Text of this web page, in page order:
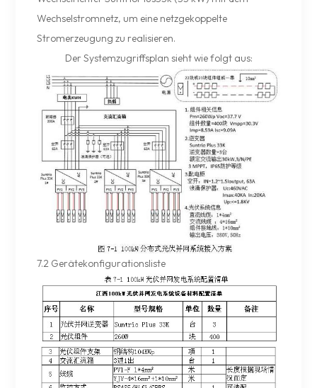
Wechselstromnetz, um eine netzgekoppelte
Stromerzeugung zu realisieren.
Der Systemzugriffsplan sieht wie folgt aus:
7.2 Gerätekonfigurationsliste